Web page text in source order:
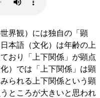
界観）には独自の「顕
本語（文化）は年齢の上
おり「上下関係」が顕点
）では「上下関係」は顕
られる上下関係という顕
ところが大きいと思われ